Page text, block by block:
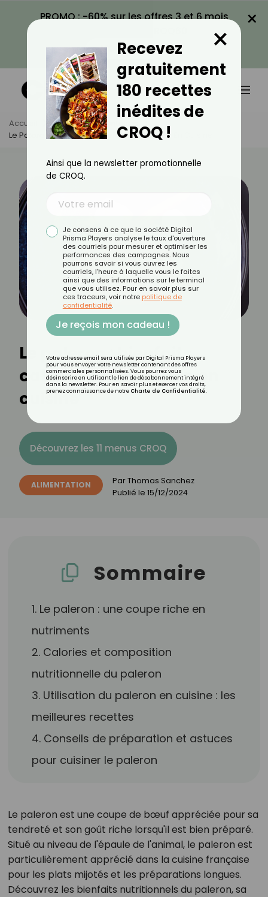
PROMO : -60% sur les offres 3 et 6 mois
VOIR LA PROMO
×
Accueil Actus
Alimentation
Le Paleron : Bienfaits, Calories Et Utilisation En Cuisine
Le paleron : bienfaits,
calories et utilisation en
cuisine
Découvrez les 11 menus CROQ
ALIMENTATION ParThomas Sanchez
Publié le 15/12/2024
Sommaire
1. Le paleron : une coupe riche en
nutriments
2. Calories et composition
nutritionnelle du paleron
3. Utilisation du paleron en cuisine : les
meilleures recettes
4. Conseils de préparation et astuces
pour cuisiner le paleron
Le paleron est une coupe de bœuf appréciée pour sa
tendreté et son goût riche lorsqu'il est bien préparé.
Situé au niveau de l'épaule de l'animal, le paleron est
particulièrement apprécié dans la cuisine française
pour les plats mijotés et les préparations longues.
Découvrez les bienfaits nutritionnels du paleron, sa
Recevez
gratuitement
180 recettes
inédites de
CROQ !
×
Ainsi que la newsletter promotionnelle
de CROQ.
Je consens à ce que la société Digital
Prisma Players analyse le taux d'ouverture
des courriels pour mesurer et optimiser les
performances des campagnes. Nous
pourrons savoir si vous ouvrez les
courriels, l'heure à laquelle vous le faites
ainsi que des informations sur le terminal
que vous utilisez. Pour en savoir plus sur
ces traceurs, voir notre politique de
confidentialité.
Je reçois mon cadeau !
Votre adresse email sera utilisée par Digital Prisma Players
pour vous envoyer votre newsletter contenant des offres
commerciales personnalisées. Vous pourrez vous
désinscrire en utilisant le lien de désabonnement intégré
dans la newsletter. Pour en savoir plus et exercer vos droits,
prenez connaissance de notre Charte de Confidentialité.